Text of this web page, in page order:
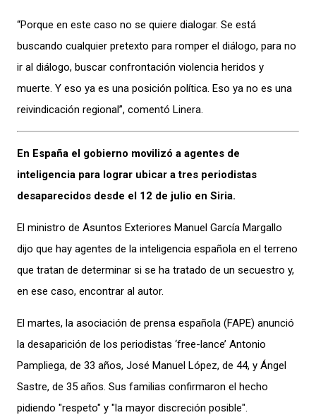
“Porque en este caso no se quiere dialogar. Se está
buscando cualquier pretexto para romper el diálogo, para no
ir al diálogo, buscar confrontación violencia heridos y
muerte. Y eso ya es una posición política. Eso ya no es una
reivindicación regional”, comentó Linera.
En España el gobierno movilizó a agentes de
inteligencia para lograr ubicar a tres periodistas
desaparecidos desde el 12 de julio en Siria.
El ministro de Asuntos Exteriores Manuel García Margallo
dijo que hay agentes de la inteligencia española en el terreno
que tratan de determinar si se ha tratado de un secuestro y,
en ese caso, encontrar al autor.
El martes, la asociación de prensa española (FAPE) anunció
la desaparición de los periodistas ‘free-lance’ Antonio
Pampliega, de 33 años, José Manuel López, de 44, y Ángel
Sastre, de 35 años. Sus familias confirmaron el hecho
pidiendo "respeto" y "la mayor discreción posible".